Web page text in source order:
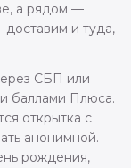
а рядом —
и туда,
СБП или
баллами Плюса.
открытка с
анонимной.
рождения,